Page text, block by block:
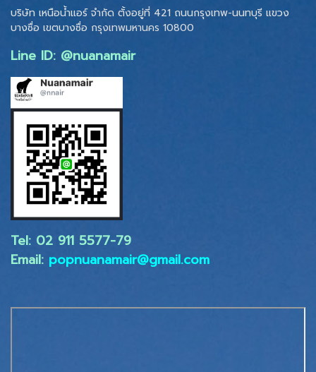
บริษัท เหนือน้ำแอร์ จำกัด ตั้งอยู่ที่ 421 ถนนกรุงเทพ-นนทบุรี แขวง
บางซื่อ เขตบางซื่อ กรุงเทพมหานคร 10800
Line ID: @nuanamair
Tel: 02 ​911 5577-79
Email: popnuanamair@gmail.com